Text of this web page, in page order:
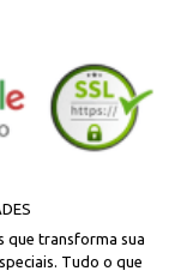
que transforma sua
Tudo o que